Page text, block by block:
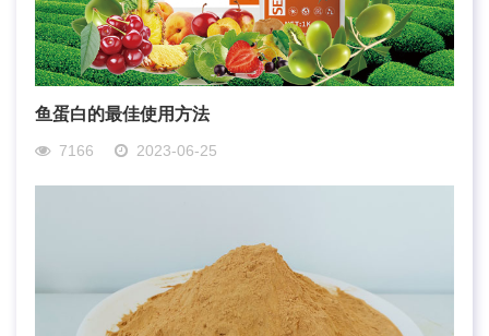
鱼蛋白的最佳使用方法
7166 2023-06-25